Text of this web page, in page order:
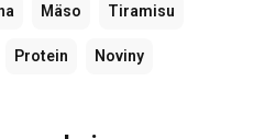
Mäso Tiramisu
Protein Noviny